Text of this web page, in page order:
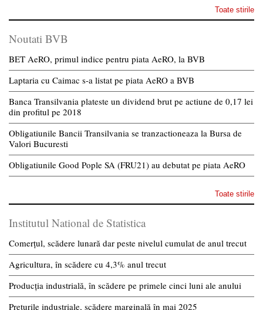
Toate stirile
Noutati BVB
BET AeRO, primul indice pentru piata AeRO, la BVB
Laptaria cu Caimac s-a listat pe piata AeRO a BVB
Banca Transilvania plateste un dividend brut pe actiune de 0,17 lei
din profitul pe 2018
Obligatiunile Bancii Transilvania se tranzactioneaza la Bursa de
Valori Bucuresti
Obligatiunile Good Pople SA (FRU21) au debutat pe piata AeRO
Toate stirile
Institutul National de Statistica
Comerțul, scădere lunară dar peste nivelul cumulat de anul trecut
Agricultura, în scădere cu 4,3% anul trecut
Producția industrială, în scădere pe primele cinci luni ale anului
Prețurile industriale, scădere marginală în mai 2025